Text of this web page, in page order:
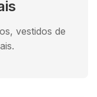
vestidos de